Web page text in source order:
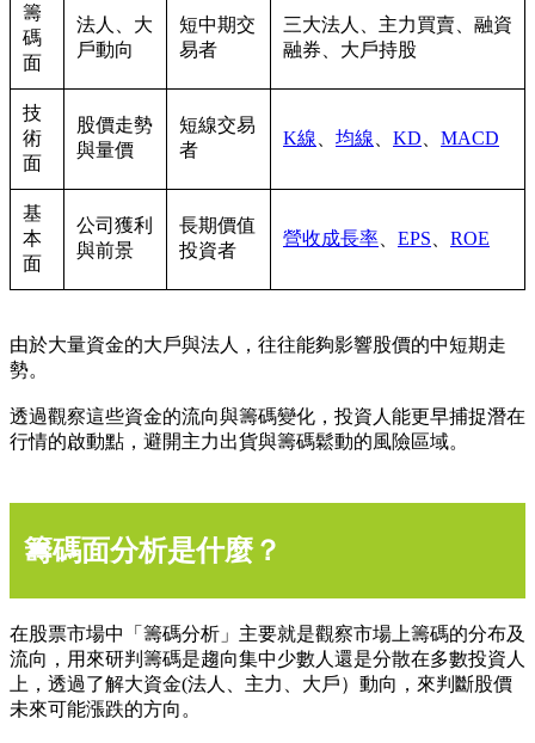
籌
碼
面
法人、大
戶動向
短中期交
易者
三大法人、主力買賣、融資
融券、大戶持股
技
術
面
股價走勢
與量價
短線交易
者
K線 均線 KD MACD
基
本
面
公司獲利
與前景
長期價值
投資者
營收成長率 EPS ROE
由於大量資金的大戶與法人，往往能夠影響股價的中短期走
勢。
透過觀察這些資金的流向與籌碼變化，投資人能更早捕捉潛在
行情的啟動點，避開主力出貨與籌碼鬆動的風險區域。
籌碼面分析是什麼？
在股票市場中「籌碼分析」主要就是觀察市場上籌碼的分布及
流向，用來研判籌碼是趨向集中少數人還是分散在多數投資人
上，透過了解大資金(法人、主力、大戶）動向，來判斷股價
未來可能漲跌的方向。